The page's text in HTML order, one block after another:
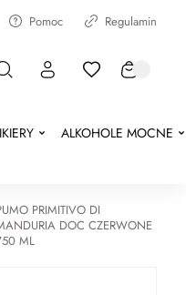
Pomoc Regulamin
ALKOHOLE MOCNE
PRIMITIVO DI
DOC CZERWONE
ML